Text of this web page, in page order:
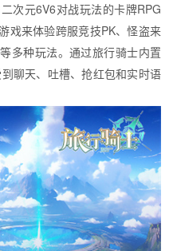
次元6V6对战玩法的卡牌RPG
戏来体验跨服竞技PK、怪盗来
多种玩法。通过旅行骑士内置
聊天、吐槽、抢红包和实时语